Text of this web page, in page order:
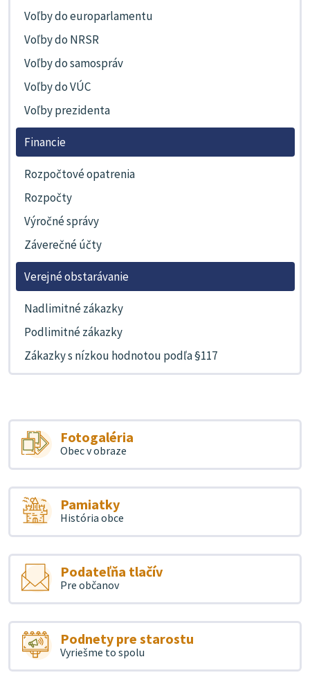
Voľby do europarlamentu
Voľby do NRSR
Voľby do samospráv
Voľby do VÚC
Voľby prezidenta
Financie
Rozpočtové opatrenia
Rozpočty
Výročné správy
Záverečné účty
Verejné obstarávanie
Nadlimitné zákazky
Podlimitné zákazky
Zákazky s nízkou hodnotou podľa §117
Fotogaléria
Obec v obraze
Pamiatky
História obce
Podateľňa tlačív
Pre občanov
Podnety pre starostu
Vyriešme to spolu